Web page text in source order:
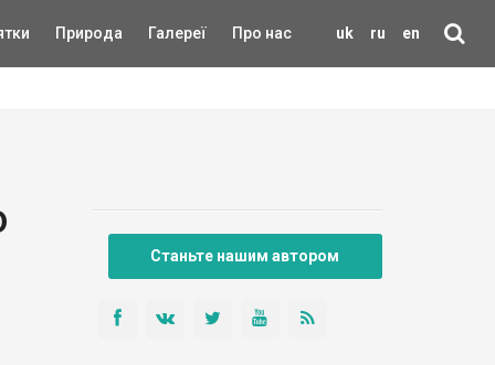
uk ru en
Природа Галереї Про нас
Станьте нашим автором